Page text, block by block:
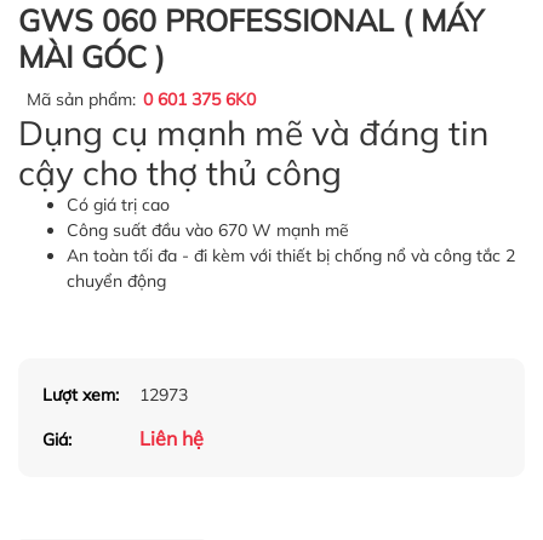
GWS 060 PROFESSIONAL ( MÁY
MÀI GÓC )
Mã sản phẩm: 0 601 375 6K0
Dụng cụ mạnh mẽ và đáng tin
cậy cho thợ thủ công
Có giá trị cao
Công suất đầu vào 670 W mạnh mẽ
An toàn tối đa - đi kèm với thiết bị chống nổ và công tắc 2
chuyển động
Lượt xem: 12973
Giá: Liên hệ